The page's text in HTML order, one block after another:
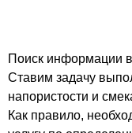
Поиск информации в
Ставим задачу
напористости и
Как правило,